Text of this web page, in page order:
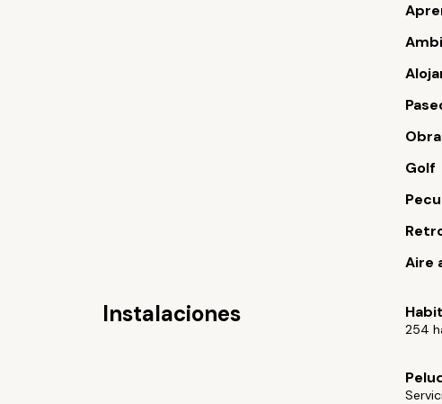
Golf
Aire
Instalaciones
254